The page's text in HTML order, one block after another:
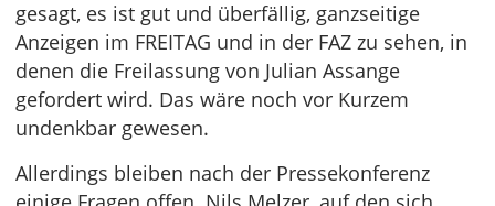
gesagt, es ist gut und überfällig, ganzseitige
Anzeigen im FREITAG und in der FAZ zu sehen, in
denen die Freilassung von Julian Assange
gefordert wird. Das wäre noch vor Kurzem
undenkbar gewesen.
Allerdings bleiben nach der Pressekonferenz